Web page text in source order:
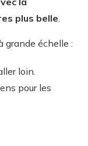
plus belle.
grande échelle :
loin.
pour les